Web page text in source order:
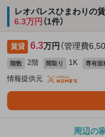
レオパレスひまわりの
6.3万円 （1件）
賃貸 6.3万円 （管理費
階数 2階 間取り 1K 専有面
情報提供元
周辺の